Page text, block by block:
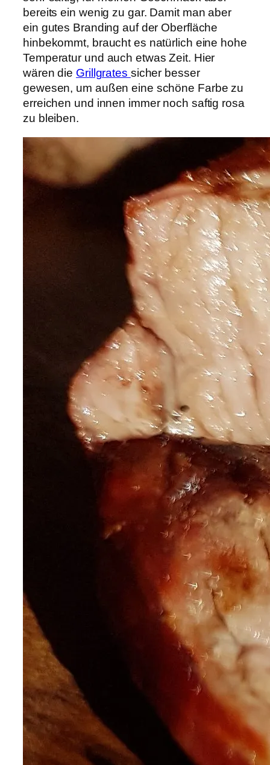
bereits ein wenig zu gar. Damit man aber
ein gutes Branding auf der Oberfläche
hinbekommt, braucht es natürlich eine hohe
Temperatur und auch etwas Zeit. Hier
wären die Grillgrates sicher besser
gewesen, um außen eine schöne Farbe zu
erreichen und innen immer noch saftig rosa
zu bleiben.